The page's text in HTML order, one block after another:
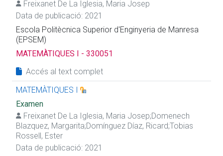
Freixanet De La Iglesia, Maria Josep
Data de publicació: 2021
Escola Politècnica Superior d'Enginyeria de Manresa
(EPSEM)
MATEMÀTIQUES I - 330051
Accés al text complet
MATEMÀTIQUES I
Examen
Freixanet De La Iglesia, Maria Josep;Domenech
Blazquez, Margarita;Domínguez Díaz, Ricard;Tobias
Rossell, Ester
Data de publicació: 2021